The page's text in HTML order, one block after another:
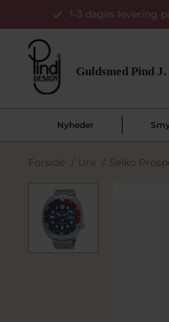
1-3 dages levering
Nyheder
Forside / Ure / Seiko